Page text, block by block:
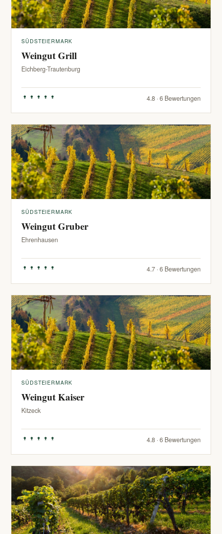
SÜDSTEIERMARK
Weingut Grill
Eichberg-Trautenburg
4.8 · 6 Bewertungen
SÜDSTEIERMARK
Weingut Gruber
Ehrenhausen
4.7 · 6 Bewertungen
SÜDSTEIERMARK
Weingut Kaiser
Kitzeck
4.8 · 6 Bewertungen